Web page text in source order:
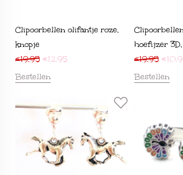
Clipoorbellen olifantje roze,
knopje
€19,95 €12,95
Bestellen
hoefijzer
€19,95 €
Bestellen